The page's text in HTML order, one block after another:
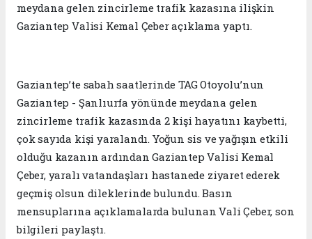
meydana gelen zincirleme trafik kazasına ilişkin
Gaziantep Valisi Kemal Çeber açıklama yaptı.
Gaziantep’te sabah saatlerinde TAG Otoyolu’nun
Gaziantep - Şanlıurfa yönünde meydana gelen
zincirleme trafik kazasında 2 kişi hayatını kaybetti,
çok sayıda kişi yaralandı. Yoğun sis ve yağışın etkili
olduğu kazanın ardından Gaziantep Valisi Kemal
Çeber, yaralı vatandaşları hastanede ziyaret ederek
geçmiş olsun dileklerinde bulundu. Basın
mensuplarına açıklamalarda bulunan Vali Çeber, son
bilgileri paylaştı.